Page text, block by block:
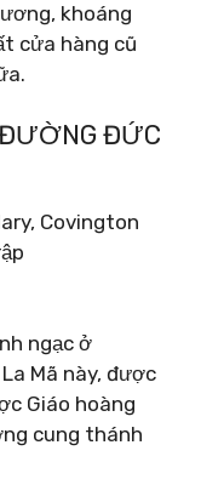
khoáng
cửa hàng cũ
ĐỨC
ngạc ở
Mã này, được
Giáo hoàng
cung thánh